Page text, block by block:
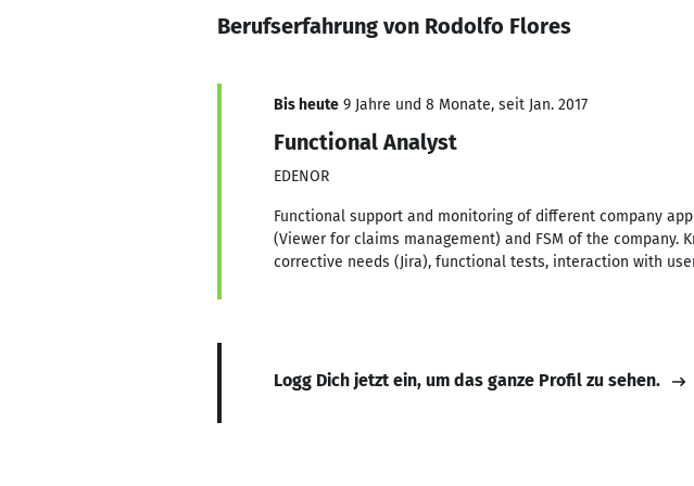
Berufserfahrung von Rodolfo Flores
Bis heute 9 Jahre und 8 Monate, seit Jan. 2017
Functional Analyst
EDENOR
Functional support and monitoring of different company
(Viewer for claims management) and FSM of the company.
corrective needs (Jira), functional tests, interaction with
Logg Dich jetzt ein, um das ganze Profil zu sehen.